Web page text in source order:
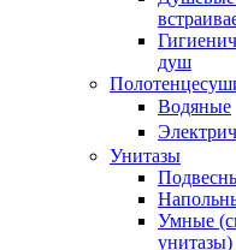
душ
ㅤВодяные
ㅤ
Унитазы
Умные
унитазы)